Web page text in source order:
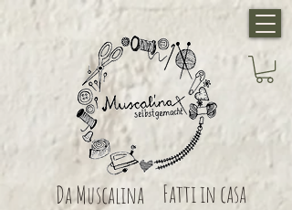
Da Muscalina Fatti in casa